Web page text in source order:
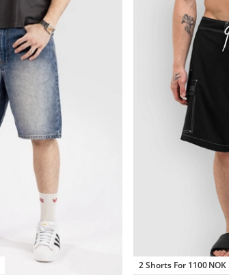
2 Shorts For 1100 NOK